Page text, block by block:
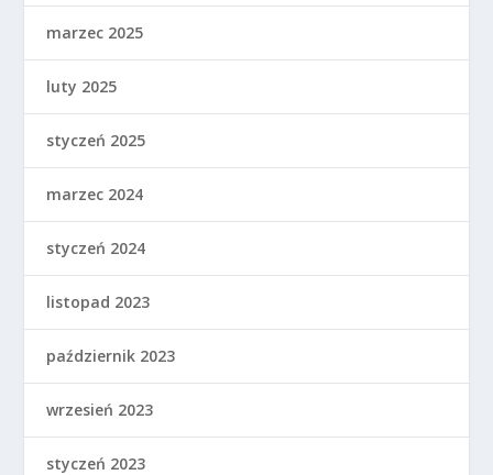
marzec 2025
luty 2025
styczeń 2025
marzec 2024
styczeń 2024
listopad 2023
październik 2023
wrzesień 2023
styczeń 2023